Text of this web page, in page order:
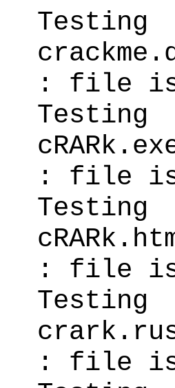
: file is
: file is
: file is
: file is